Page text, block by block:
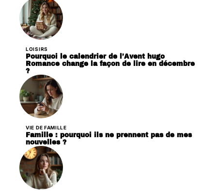
LOISIRS
Pourquoi le calendrier de l’Avent hugo
Romance change la façon de lire en décembre
?
VIE DE FAMILLE
Famille : pourquoi ils ne prennent pas de mes
nouvelles ?